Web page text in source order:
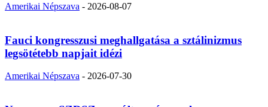
Amerikai Népszava - 2026-08-07
Fauci kongresszusi meghallgatása a sztálinizmus
legsötétebb napjait idézi
Amerikai Népszava - 2026-07-30